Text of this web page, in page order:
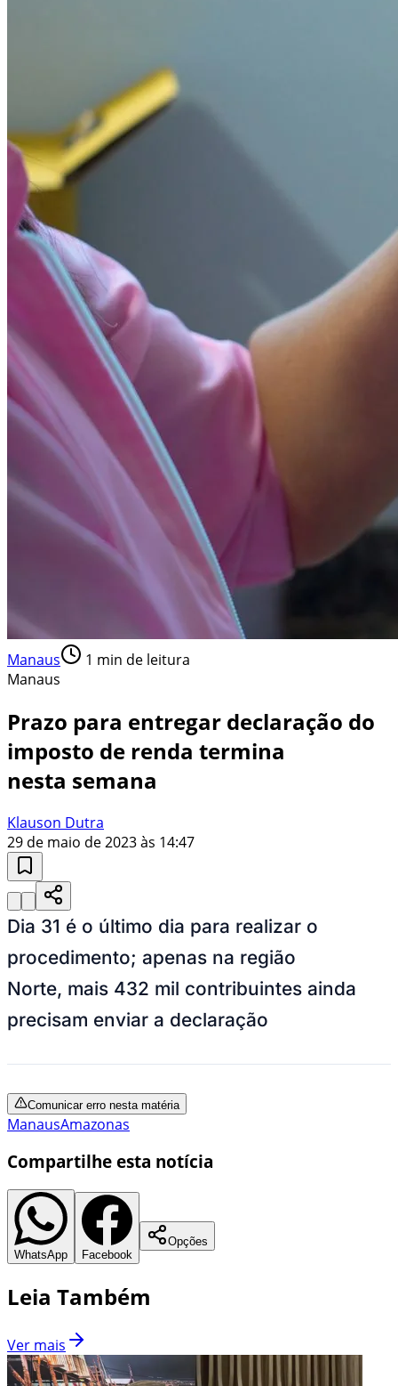
Manaus 1 min de leitura
Manaus
Prazo para entregar declaração do
imposto de renda termina
nesta semana
Klauson Dutra
29 de maio de 2023 às 14:47
Dia 31 é o último dia para realizar o
procedimento; apenas na região
Norte, mais 432 mil contribuintes ainda
precisam enviar a declaração
Comunicar erro nesta matéria
ManausAmazonas
Compartilhe esta notícia
WhatsApp Facebook
Opções
Leia Também
Ver mais